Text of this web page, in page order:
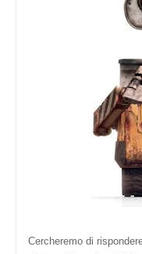
Cercheremo di